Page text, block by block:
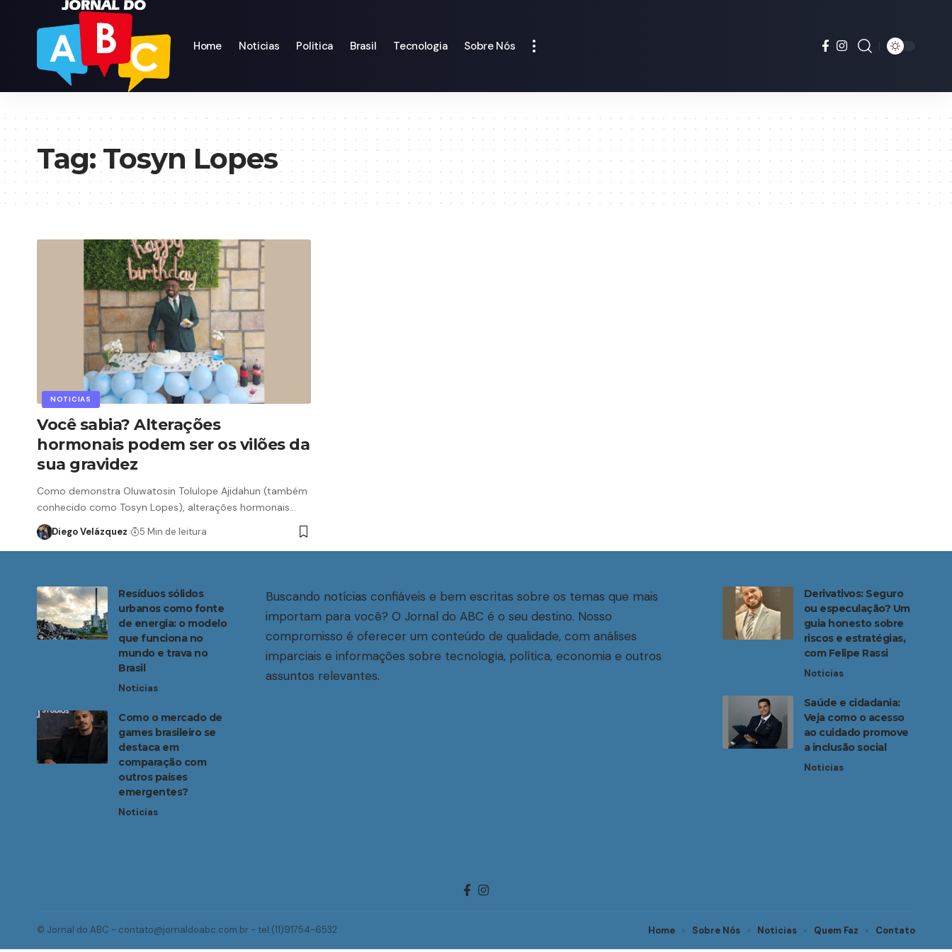
Home Noticias Politica Brasil Tecnologia Sobre Nós
Tag:Tosyn Lopes
NOTICIAS
Você sabia? Alterações
hormonais podem ser os vilões da
sua gravidez
Como demonstra Oluwatosin Tolulope Ajidahun (também
conhecido como Tosyn Lopes), alterações hormonais…
Diego Velázquez 5 Min de leitura
Resíduos sólidos
urbanos como fonte
de energia: o modelo
que funciona no
mundo e trava no
Brasil
Noticias
Como o mercado de
games brasileiro se
destaca em
comparação com
outros países
emergentes?
Noticias
Buscando notícias confiáveis e bem escritas sobre os temas que mais
importam para você? O Jornal do ABC é o seu destino. Nosso
compromisso é oferecer um conteúdo de qualidade, com análises
imparciais e informações sobre tecnologia, política, economia e outros
assuntos relevantes.
Derivativos: Seguro
ou especulação? Um
guia honesto sobre
riscos e estratégias,
com Felipe Rassi
Noticias
Saúde e cidadania:
Veja como o acesso
ao cuidado promove
a inclusão social
Noticias
© Jornal do ABC - contato@jornaldoabc.com.br - tel.(11)91754-6532 Home Sobre Nós Noticias Quem Faz Contato